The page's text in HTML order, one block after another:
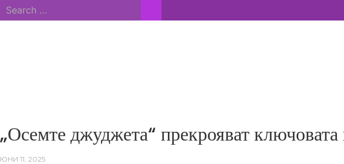
Skip
to
Search
for:
„Осемте джуджета“ прекрояват ключовата
ЮНИ 11, 2025